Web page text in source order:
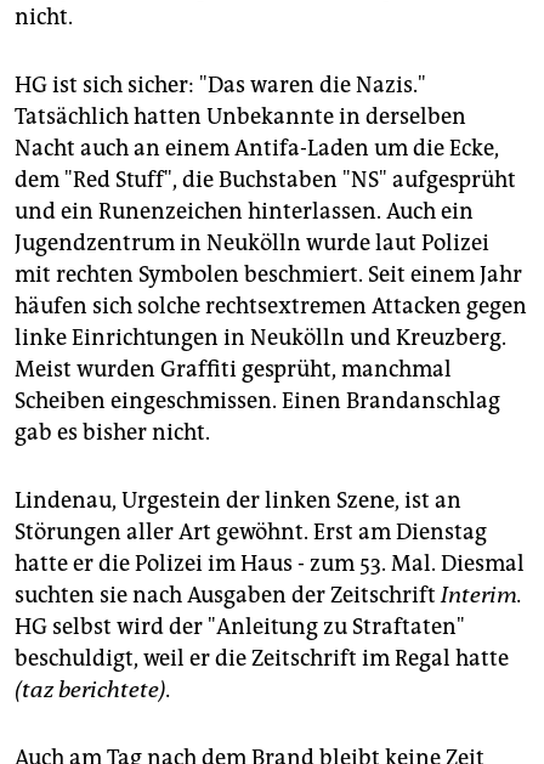
nicht.
HG ist sich sicher: "Das waren die Nazis."
Tatsächlich hatten Unbekannte in derselben
Nacht auch an einem Antifa-Laden um die Ecke,
dem "Red Stuff", die Buchstaben "NS" aufgesprüht
und ein Runenzeichen hinterlassen. Auch ein
Jugendzentrum in Neukölln wurde laut Polizei
mit rechten Symbolen beschmiert. Seit einem Jahr
häufen sich solche rechtsextremen Attacken gegen
linke Einrichtungen in Neukölln und Kreuzberg.
Meist wurden Graffiti gesprüht, manchmal
Scheiben eingeschmissen. Einen Brandanschlag
gab es bisher nicht.
Lindenau, Urgestein der linken Szene, ist an
Störungen aller Art gewöhnt. Erst am Dienstag
hatte er die Polizei im Haus - zum 53. Mal. Diesmal
suchten sie nach Ausgaben der ZeitschriftInterim.
HG selbst wird der "Anleitung zu Straftaten"
beschuldigt, weil er die Zeitschrift im Regal hatte
(taz berichtete).
Auch am Tag nach dem Brand bleibt keine Zeit